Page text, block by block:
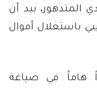
المتدهور، بيد أن
باستغلال أموال
هاماً في صياغة